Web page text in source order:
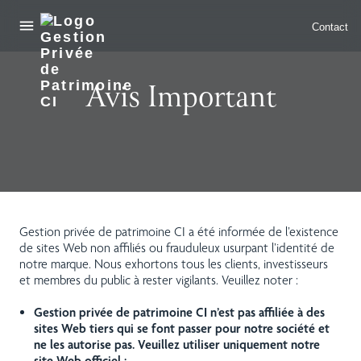
header__nav_open Contact
Avis Important
Gestion privée de patrimoine CI a été informée de l’existence
de sites Web non affiliés ou frauduleux usurpant l’identité de
notre marque. Nous exhortons tous les clients, investisseurs
et membres du public à rester vigilants. Veuillez noter :
Gestion privée de patrimoine CI n’est pas affiliée à des
sites Web tiers qui se font passer pour notre société et
ne les autorise pas. Veuillez utiliser uniquement notre